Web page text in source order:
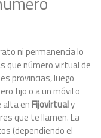
ni permanencia lo
que número virtual de
provincias, luego
fijo o a un móvil o
alta enFijovirtualy
que te llamen. La
(dependiendo el